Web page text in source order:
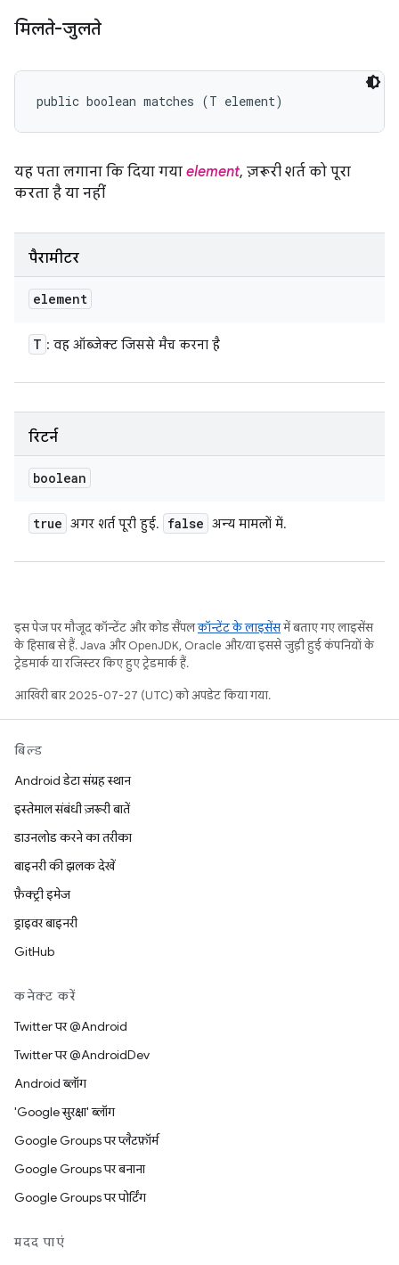
मिलते-जुलते
public boolean matches (T element)
यह पता लगाना कि दिया गया element, ज़रूरी शर्त को पूरा
करता है या नहीं
पैरामीटर
element
T : वह ऑब्जेक्ट जिससे मैच करना है
रिटर्न
boolean
true अगर शर्त पूरी हुई. false अन्य मामलों में.
इस पेज पर मौजूद कॉन्टेंट और कोड सैंपलकॉन्टेंट के लाइसेंसमें बताए गए लाइसेंस
के हिसाब से हैं. Java और OpenJDK, Oracle और/या इससे जुड़ी हुई कंपनियों के
ट्रेडमार्क या रजिस्टर किए हुए ट्रेडमार्क हैं.
आखिरी बार 2025-07-27 (UTC) को अपडेट किया गया.
बिल्ड
Android डेटा संग्रह स्थान
इस्तेमाल संबंधी ज़रूरी बातें
डाउनलोड करने का तरीका
बाइनरी की झलक देखें
फ़ैक्ट्री इमेज
ड्राइवर बाइनरी
GitHub
कनेक्ट करें
Twitter पर @Android
Twitter पर @AndroidDev
Android ब्लॉग
'Google सुरक्षा' ब्लॉग
Google Groups पर प्लैटफ़ॉर्म
Google Groups पर बनाना
Google Groups पर पोर्टिंग
मदद पाएं